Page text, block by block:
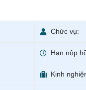
Chức vụ:
Hạn nộp
Kinh